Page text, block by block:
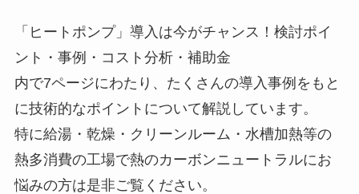
「ヒートポンプ」導入は今がチャンス！検討ポイ
ント・事例・コスト分析・補助金
内で7ページにわたり、たくさんの導入事例をもと
に技術的なポイントについて解説しています。
特に給湯・乾燥・クリーンルーム・水槽加熱等の
熱多消費の工場で熱のカーボンニュートラルにお
悩みの方は是非ご覧ください。